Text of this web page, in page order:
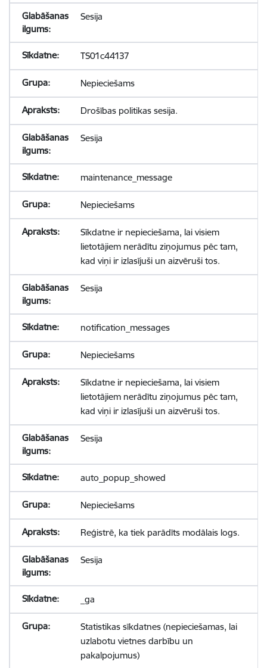
Sesija
TS01c44137
Nepieciešams
Drošības politikas sesija.
Sesija
maintenance_message
Nepieciešams
Sīkdatne ir nepieciešama, lai visiem
lietotājiem nerādītu ziņojumus pēc tam,
kad viņi ir izlasījuši un aizvēruši tos.
Sesija
notification_messages
Nepieciešams
Sīkdatne ir nepieciešama, lai visiem
lietotājiem nerādītu ziņojumus pēc tam,
kad viņi ir izlasījuši un aizvēruši tos.
Sesija
auto_popup_showed
Nepieciešams
Reģistrē, ka tiek parādīts modālais logs.
Sesija
_ga
Statistikas sīkdatnes (nepieciešamas, lai
uzlabotu vietnes darbību un
pakalpojumus)